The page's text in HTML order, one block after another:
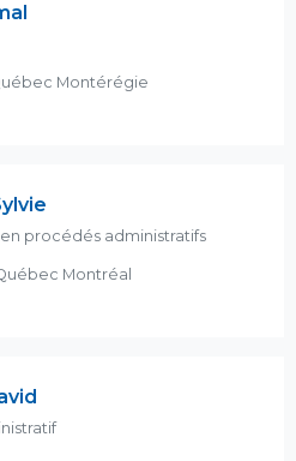
Montérégie
procédés administratifs
Montréal